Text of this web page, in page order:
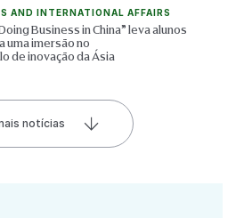
AND INTERNATIONAL AFFAIRS
Business in China” leva alunos
uma imersão no
de inovação da Ásia
notícias